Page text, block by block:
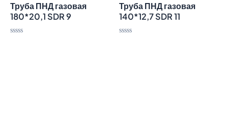
Труба ПНД газовая
180*20,1 SDR 9
Труба ПНД газовая
140*12,7 SDR 11